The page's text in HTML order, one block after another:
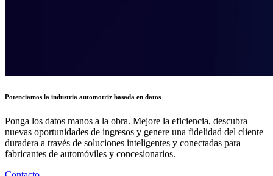
Potenciamos la industria automotriz basada en datos
Ponga los datos manos a la obra. Mejore la eficiencia, descubra
nuevas oportunidades de ingresos y genere una fidelidad del cliente
duradera a través de soluciones inteligentes y conectadas para
fabricantes de automóviles y concesionarios.